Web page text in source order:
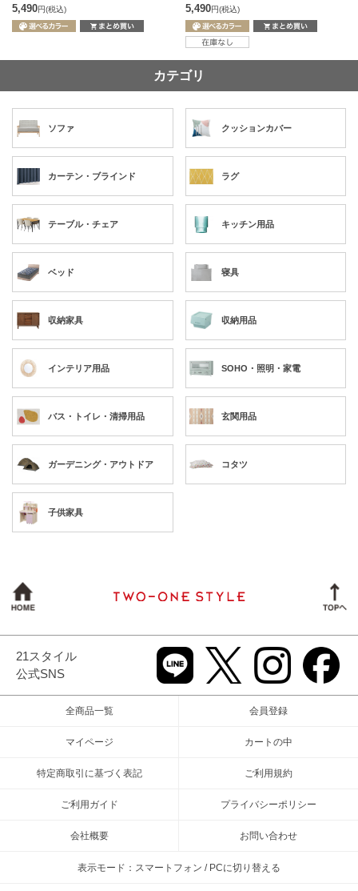
5,490円(税込) 5,490円(税込)
カテゴリ
ソファ クッションカバー
カーテン・ブラインド ラグ
テーブル・チェア キッチン用品
ベッド 寝具
収納家具 収納用品
インテリア用品 SOHO・照明・家電
バス・トイレ・清掃用品 玄関用品
ガーデニング・アウトドア コタツ
子供家具
21スタイル
公式SNS
全商品一覧 会員登録
マイページ カートの中
特定商取引に基づく表記 ご利用規約
ご利用ガイド プライバシーポリシー
会社概要 お問い合わせ
表示モード：スマートフォン / PCに切り替える